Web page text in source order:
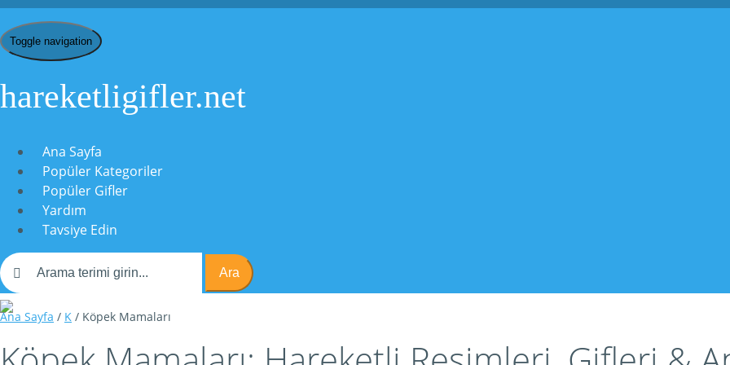
Toggle navigation
hareketligifler.net
Ana Sayfa
Popüler Kategoriler
Popüler Gifler
Yardım
Tavsiye Edin
Ara
Ana Sayfa / K / Köpek Mamaları